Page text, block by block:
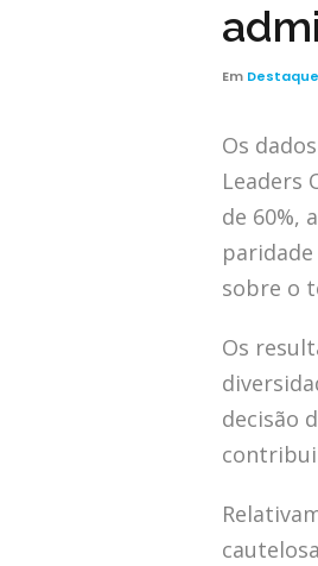
Em Destaque
Os
Leaders
de 60%,
paridade
sobre o
Os
decisão